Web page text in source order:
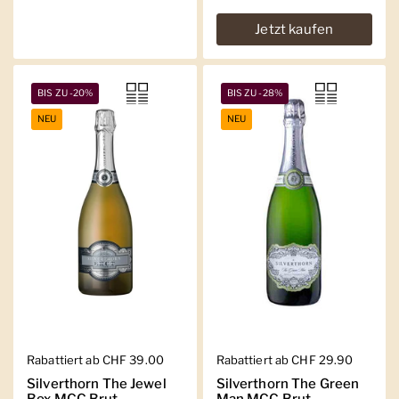
Jetzt kaufen
Regulärer Preis
Rabattiert ab CHF 39.00
Silverthorn The Jewel
BIS ZU -20%
NEU
Regulärer Preis
Rabattiert ab CHF 29.90
Silverthorn The Green
BIS ZU -28%
NEU